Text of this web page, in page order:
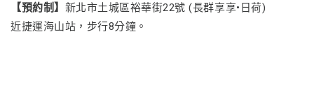
【預約制】 新北市土城區裕華街22號 (長群享享•日荷)
近捷運海山站，步行8分鐘。